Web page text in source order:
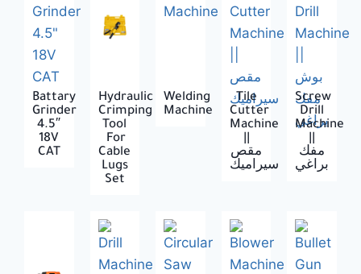
Battary
Grinder
4.5″
18V
CAT
Hydraulic
Crimping
Tool
For
Cable
Lugs
Set
Welding
Machine
Tile
Cutter
Machine
مقص
سيراميك
Screw
Drill
Machine
مفك
براغي